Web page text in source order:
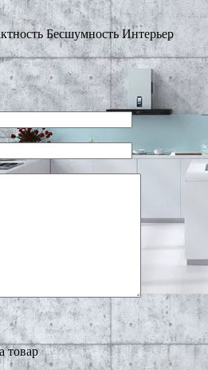
Бесшумность Интерьер
товар